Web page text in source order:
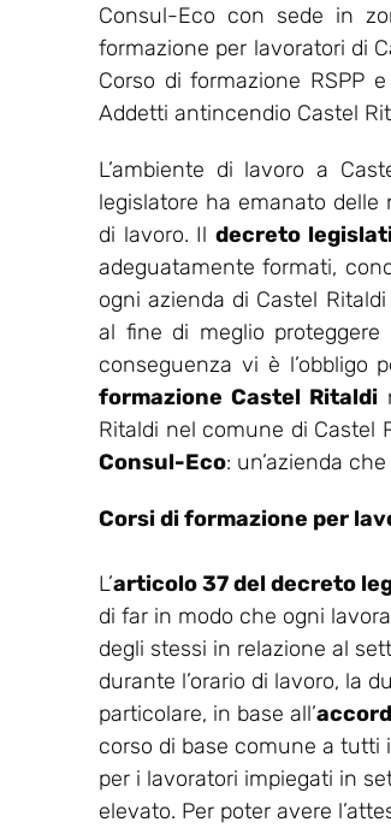
Consul-Eco con sede in
formazione per lavoratori di
Corso di formazione RSPP
Addetti antincendio Castel
L’ambiente di lavoro a
legislatore ha emanato delle
di lavoro. Ildecreto
adeguatamente formati,
ogni azienda di Castel
al fine di meglio
conseguenza vi è l’obbligo
formazione Castel Ritaldi
Ritaldi nel comune di Castel
Consul-Eco: un’azienda
Corsi di formazione per
L’articolo 37 del decreto
di far in modo che ogni
degli stessi in relazione al
durante l’orario di lavoro, la
particolare, in base all’
corso di base comune a tutti
per i lavoratori impiegati in
elevato. Per poter avere